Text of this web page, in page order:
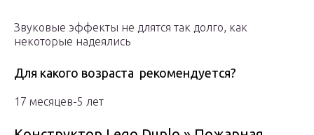
Звуковые эффекты не длятся так долго, как
некоторые надеялись
Для какого возраста рекомендуется?
17 месяцев-5 лет